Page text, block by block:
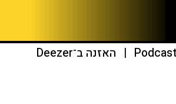
| האזנה ב־Deezer